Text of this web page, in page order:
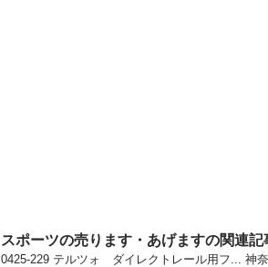
スポーツの売ります・あげますの関連記
0425-229 テルツォ ダイレクトレール用フ... 神